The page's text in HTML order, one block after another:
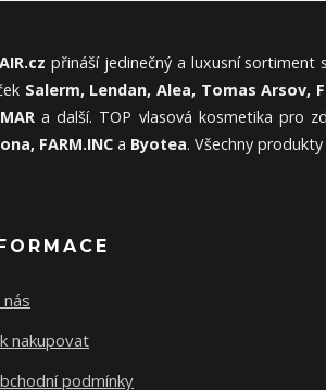
přináší jedinečný a luxusní sortiment
Salerm, Lendan, Alea, Tomas Arsov,
a další. TOP vlasová kosmetika pro
FARM.INC a Byotea. Všechny
nás
nakupovat
podmínky